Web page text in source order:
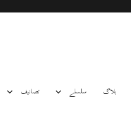
بلاگ سلسلے تصانیف